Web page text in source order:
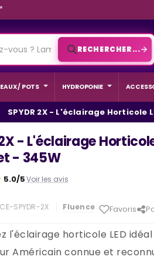
RECHERCHER...
/ POTS HYDROPONIE
SPYDR 2X - L'éclairage Horticole
- L'éclairage
- 345W
5.0/5Voir les avis
SPYDR-2X Fluence Favoris
l'éclairage horticole LED idéal
Américain connue et